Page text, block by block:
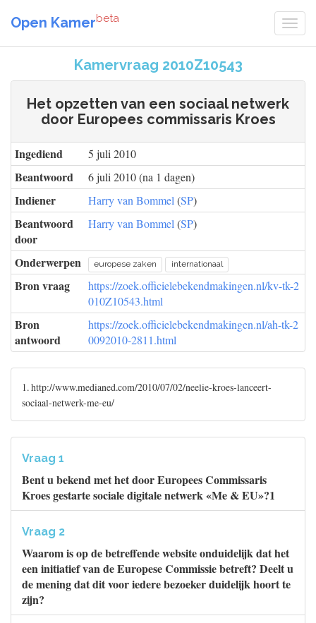
Open Kamerbeta
Kamervraag 2010Z10543
Het opzetten van een sociaal netwerk
door Europees commissaris Kroes
Ingediend 5 juli 2010
Beantwoord 6 juli 2010 (na 1 dagen)
Indiener Harry van Bommel (SP)
Beantwoord
door
Harry van Bommel (SP)
Onderwerpen europese zaken internationaal
Bron vraag
https://zoek.officielebekendmakingen.nl/kv-tk-2
010Z10543.html
Bron
antwoord
https://zoek.officielebekendmakingen.nl/ah-tk-2
0092010-2811.html
1. http://www.medianed.com/2010/07/02/neelie-kroes-lanceert-
sociaal-netwerk-me-eu/
Vraag 1
Bent u bekend met het door Europees Commissaris
Kroes gestarte sociale digitale netwerk «Me & EU»?1
Vraag 2
Waarom is op de betreffende website onduidelijk dat het
een initiatief van de Europese Commissie betreft? Deelt u
de mening dat dit voor iedere bezoeker duidelijk hoort te
zijn?